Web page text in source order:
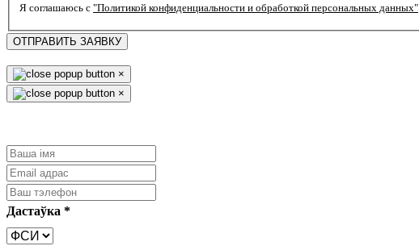
Я соглашаюсь с "Политикой конфиденциальности и обработкой персональных данных"
ОТПРАВИТЬ ЗАЯВКУ
×
×
Дастаўка *